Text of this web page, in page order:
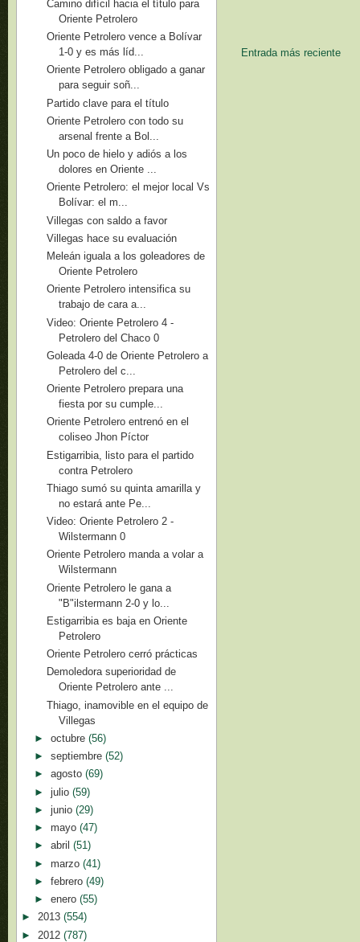
Entrada más reciente
Camino difícil hacia el título para
Oriente Petrolero
Oriente Petrolero vence a Bolívar
1-0 y es más líd...
Oriente Petrolero obligado a ganar
para seguir soñ...
Partido clave para el título
Oriente Petrolero con todo su
arsenal frente a Bol...
Un poco de hielo y adiós a los
dolores en Oriente ...
Oriente Petrolero: el mejor local Vs
Bolívar: el m...
Villegas con saldo a favor
Villegas hace su evaluación
Meleán iguala a los goleadores de
Oriente Petrolero
Oriente Petrolero intensifica su
trabajo de cara a...
Video: Oriente Petrolero 4 -
Petrolero del Chaco 0
Goleada 4-0 de Oriente Petrolero a
Petrolero del c...
Oriente Petrolero prepara una
fiesta por su cumple...
Oriente Petrolero entrenó en el
coliseo Jhon Píctor
Estigarribia, listo para el partido
contra Petrolero
Thiago sumó su quinta amarilla y
no estará ante Pe...
Video: Oriente Petrolero 2 -
Wilstermann 0
Oriente Petrolero manda a volar a
Wilstermann
Oriente Petrolero le gana a
"B"ilstermann 2-0 y lo...
Estigarribia es baja en Oriente
Petrolero
Oriente Petrolero cerró prácticas
Demoledora superioridad de
Oriente Petrolero ante ...
Thiago, inamovible en el equipo de
Villegas
► octubre (56)
► septiembre (52)
► agosto (69)
► julio (59)
► junio (29)
► mayo (47)
► abril (51)
► marzo (41)
► febrero (49)
► enero (55)
► 2013 (554)
► 2012 (787)